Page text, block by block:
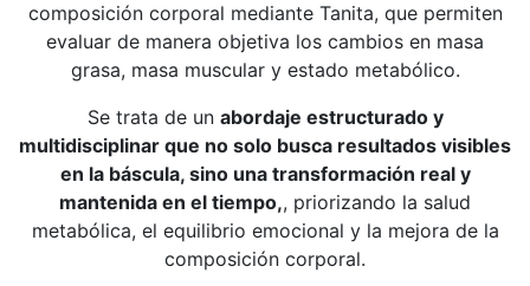
composición corporal mediante Tanita, que permiten
evaluar de manera objetiva los cambios en masa
grasa, masa muscular y estado metabólico.
Se trata de un abordaje estructurado y
multidisciplinar que no solo busca resultados visibles
en la báscula, sino una transformación real y
mantenida en el tiempo,, priorizando la salud
metabólica, el equilibrio emocional y la mejora de la
composición corporal.